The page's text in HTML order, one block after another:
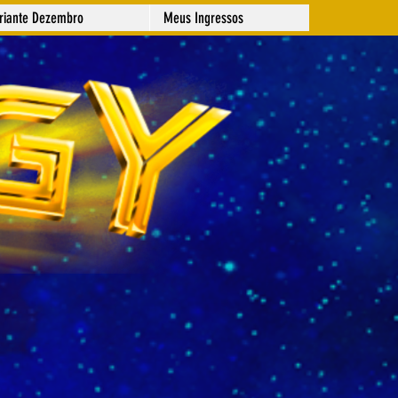
Dezembro Meus Ingressos